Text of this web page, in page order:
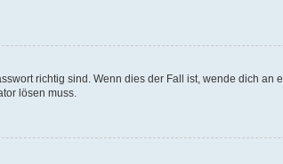
richtig sind. Wenn dies der Fall ist, wende dich
lösen muss.